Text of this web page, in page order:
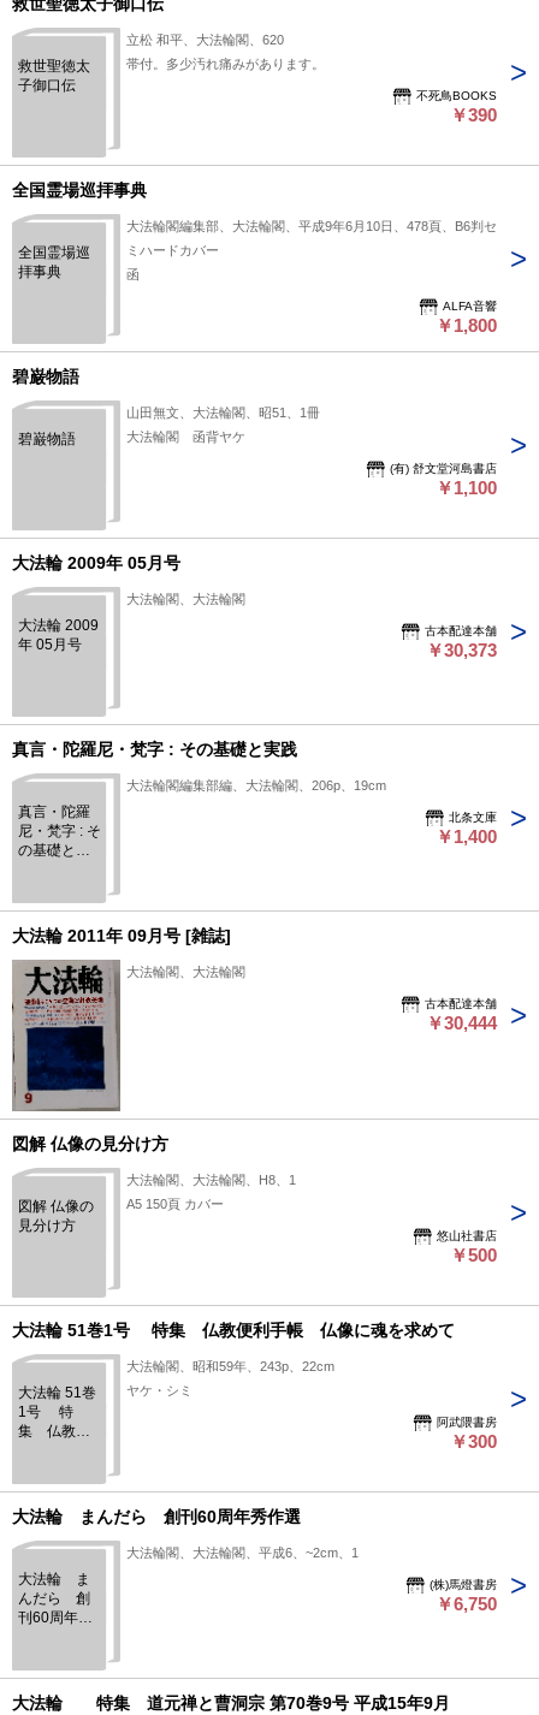
救世聖徳太
子御口伝
立松 和平、大法輪閣、620
帯付。多少汚れ痛みがあります。
不死鳥BOOKS
￥390
全国霊場巡拝事典
全国霊場巡
拝事典
大法輪閣編集部、大法輪閣、平成9年6月10日、478頁、B6判セ
ミハードカバー
函
ALFA音響
￥1,800
碧巌物語
碧巌物語
山田無文、大法輪閣、昭51、1冊
大法輪閣 函背ヤケ
(有) 舒文堂河島書店
￥1,100
大法輪 2009年 05月号
大法輪 2009
年 05月号
大法輪閣、大法輪閣
古本配達本舗
￥30,373
真言・陀羅尼・梵字 : その基礎と実践
真言・陀羅
尼・梵字 : そ
の基礎と実
大法輪閣編集部編、大法輪閣、206p、19cm
北条文庫
￥1,400
大法輪 2011年 09月号 [雑誌]
大法輪閣、大法輪閣
古本配達本舗
￥30,444
図解 仏像の見分け方
図解 仏像の
見分け方
大法輪閣、大法輪閣、H8、1
A5 150頁 カバー
悠山社書店
￥500
大法輪 51巻1号 特集 仏教便利手帳 仏像に魂を求めて
大法輪 51巻
1号 特
集 仏教便
めて
大法輪閣、昭和59年、243p、22cm
ヤケ・シミ
阿武隈書房
￥300
大法輪 まんだら 創刊60周年秀作選
大法輪 ま
んだら 創
刊60周年秀
大法輪閣、大法輪閣、平成6、~2cm、1
(株)馬燈書房
￥6,750
大法輪 特集 道元禅と曹洞宗 第70巻9号 平成15年9月